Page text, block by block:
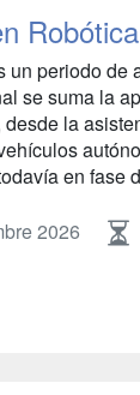
periodo de
se suma la
la
en fase
2026